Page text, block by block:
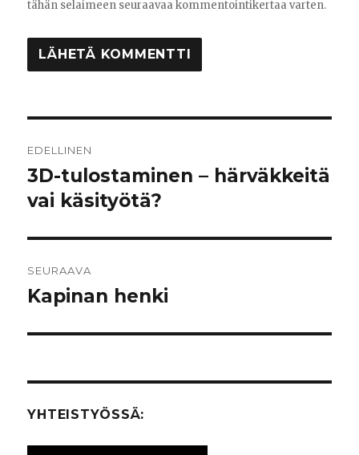
tähän selaimeen seuraavaa kommentointikertaa varten.
selaus
EDELLINEN
Edellinen
artikkeli:
3D-tulostaminen – härväkkeitä
vai käsityötä?
SEURAAVA
Seuraava
Kapinan henki
YHTEISTYÖSSÄ: